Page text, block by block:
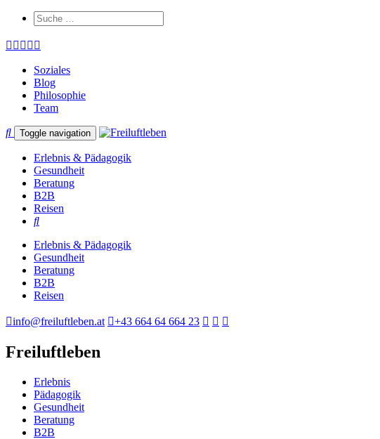
Soziales
Blog
Philosophie
Team
Toggle navigation
Erlebnis & Pädagogik
Gesundheit
Beratung
B2B
Reisen
Erlebnis & Pädagogik
Gesundheit
Beratung
B2B
Reisen
info@freiluftleben.at +43 664 64 664 23
Freiluftleben
Erlebnis
Pädagogik
Gesundheit
Beratung
B2B